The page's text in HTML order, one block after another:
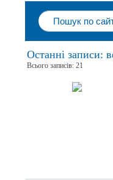
Останні записи:
Всього записів: 21